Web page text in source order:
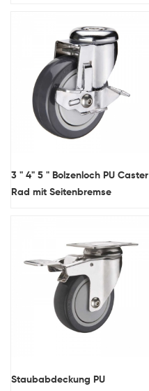
3 " 4" 5 " Bolzenloch PU Caster
Rad mit Seitenbremse
Staubabdeckung PU